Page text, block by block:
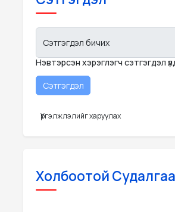
Сэтгэгдэл бичих
Нэвтэрсэн хэрэглэгч сэтгэгдэл
Үргэлжлэлийг харуулах
Холбоотой Судалгаа